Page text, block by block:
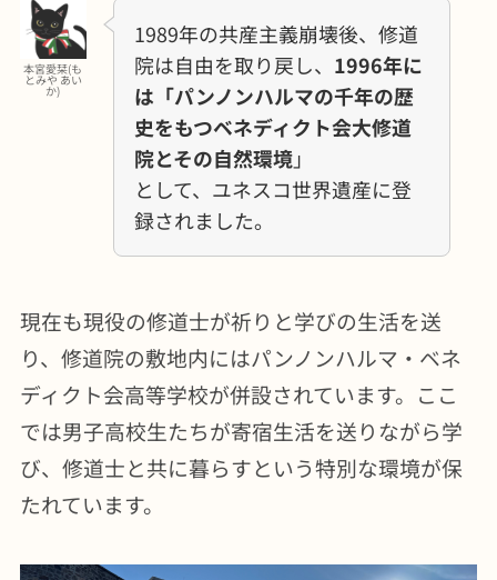
本宮愛栞(も
とみや あい
か)
1989年の共産主義崩壊後、修道
院は自由を取り戻し、 1996年に
は「パンノンハルマの千年の歴
史をもつベネディクト会大修道
院とその自然環境」
として、ユネスコ世界遺産に登
録されました。
現在も現役の修道士が祈りと学びの生活を送
り、修道院の敷地内にはパンノンハルマ・ベネ
ディクト会高等学校が併設されています。ここ
では男子高校生たちが寄宿生活を送りながら学
び、修道士と共に暮らすという特別な環境が保
たれています。